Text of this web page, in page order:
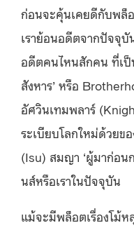
ก่อนจะคุ้นเคยดีกับพล็
เราย้อนอดีตจากปัจจุบัน
อดีตคนไหนสักคน ที่เป็
สังหาร’ หรือ
อัศวินเทมพลาร์
ระเบียบโลกใหม่ด้วย
(Isu) สมญา ‘ผู้มาก่อน
นส์หรือเราในปัจจุบัน
แม้จะมีพล็อตเรื่องโม้